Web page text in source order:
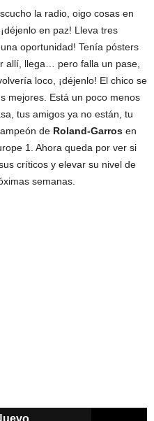
la radio, oigo cosas en
en paz! Lleva tres
oportunidad! Tenía pósters
allí, llega… pero falla un pase,
loco, ¡déjenlo! El chico se
mejores. Está un poco menos
tus amigos ya no están, tu
de Roland-Garros en
1. Ahora queda por ver si
críticos y elevar su nivel de
semanas.